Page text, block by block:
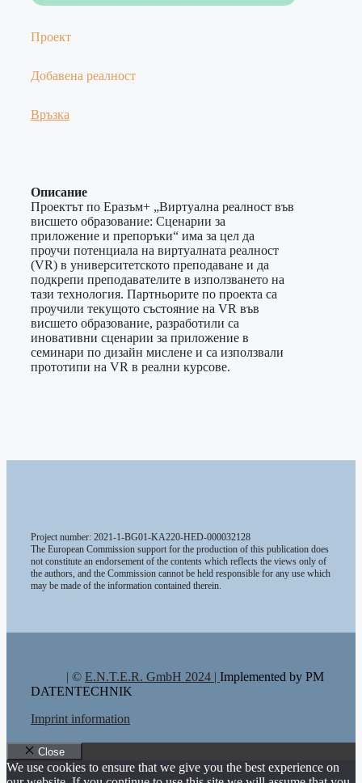
Проект
Добавена реалност
Връзка
Описание
Проектът по Еразъм+ „Виртуална реалност във
висшето образование: Сценарии за
приложение и препоръки“ има за цел да
проучи потенциала на виртуалната реалност
(VR) в университетското преподаване и да
подкрепи преподавателите в използването на
тази технология. Партньорите по проекта са
проучили текущото състояние на VR във
висшето образование, разработили са
иновативни сценарии за приложение в
семинари по дизайн мислене и са използвали
прототипи на VR в реални курсове.
Project number: 2021-1-BG01-KA220-HED-000032128
The European Commission support for the production of this publication does
not constitute an endorsement of the contents which reflects the views only of
the authors, and the Commission cannot be held responsible for any use which
may be made of the information contained therein.
| © E.N.T.E.R. GmbH 2024 | Implemented by PM
DATENTECHNIK
Imprint information
Close
We use cookies to ensure that we give you the best experience on